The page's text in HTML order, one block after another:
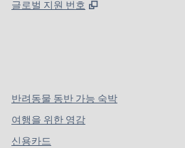
글로벌 지원 번호 ,
반려동물 동반 가능 숙박
여행을 위한 영감
신용카드